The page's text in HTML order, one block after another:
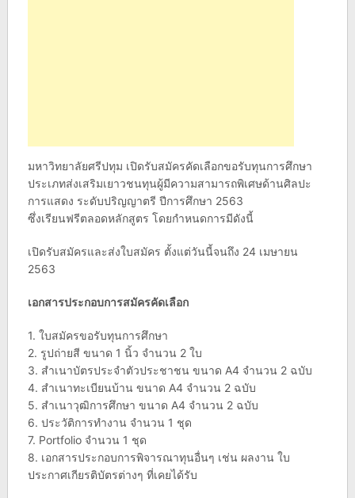
มหาวิทยาลัยศรีปทุม เปิดรับสมัครคัดเลือกขอรับทุนการศึกษา
ประเภทส่งเสริมเยาวชนทุนผู้มีความสามารถพิเศษด้านศิลปะ
การแสดง ระดับปริญญาตรี ปีการศึกษา 2563
ซึ่งเรียนฟรีตลอดหลักสูตร โดยกำหนดการมีดังนี้
เปิดรับสมัครและส่งใบสมัคร ตั้งแต่วันนี้จนถึง 24 เมษายน
2563
เอกสารประกอบการสมัครคัดเลือก
1. ใบสมัครขอรับทุนการศึกษา
2. รูปถ่ายสี ขนาด 1 นิ้ว จำนวน 2 ใบ
3. สำเนาบัตรประจำตัวประชาชน ขนาด A4 จำนวน 2 ฉบับ
4. สำเนาทะเบียนบ้าน ขนาด A4 จำนวน 2 ฉบับ
5. สำเนาวุฒิการศึกษา ขนาด A4 จำนวน 2 ฉบับ
6. ประวัติการทำงาน จำนวน 1 ชุด
7. Portfolio จำนวน 1 ชุด
8. เอกสารประกอบการพิจารณาทุนอื่นๆ เช่น ผลงาน ใบ
ประกาศเกียรติบัตรต่างๆ ที่เคยได้รับ